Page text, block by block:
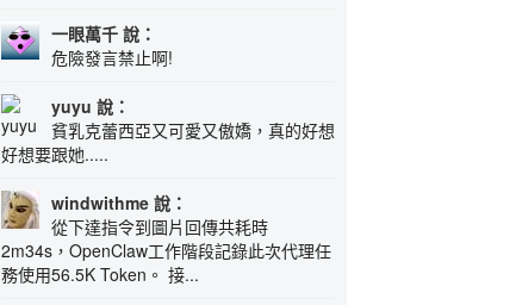
一眼萬千 說：
危險發言禁止啊!
yuyu 說：
貧乳克蕾西亞又可愛又傲嬌，真的好想
好想要跟她.....
windwithme 說：
從下達指令到圖片回傳共耗時
2m34s，OpenClaw工作階段記錄此次代理任
務使用56.5K Token。 接...